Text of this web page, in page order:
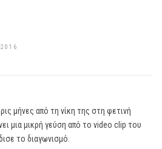
μήνες από τη νίκη της στη φετινή
μια μικρή γεύση από το video clip του
το διαγωνισμό.